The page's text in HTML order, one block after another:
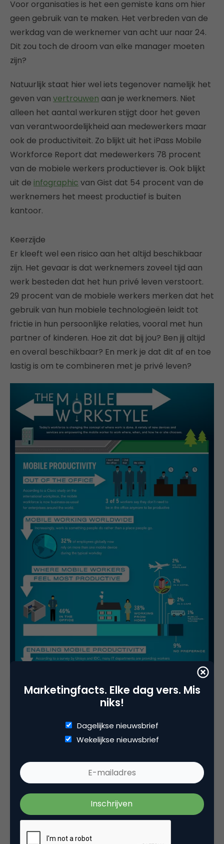
Voor organisaties is het een gemiste kans om hier
geen gebruik van te maken. Het verbreden van de
werkdag van de werknemer van acht uur naar 24.
Dit zou toch de droom van elke manager moeten
zijn?
Natuurlijk staat hier wel iets tegenover namelijk het
geven van vertrouwen aan je werknemers. Niet
alleen het aantal werkuren stijgt door het geven
van verantwoordelijkheid aan medewerkers maar
ook de productiviteit. Zo blijkt uit het iPass Mobile
Workforce Report dat medewerkers 78 procent
van de mobiele werkers productiever is. Ook blijkt
uit de infographic van Gist dat 54 procent van de
werknemers het meest productief is buiten
kantoor.
Keerzijde
Er kleeft wel een risico aan het altijd beschikbaar
zijn. Het gevaar is dat werknemers zoveel tijd aan
werk besteden dat het hun privé leven verstoort.
29 procent van de mobiele werkers merken dat het
gebruik van hun mobiele technologieën leidt tot
frictie in hun persoonlijke relaties, vooral met hun
partner of kinderen. Hoe zit dat bij jou? Ben jij altijd
en overal beschikbaar? En merk je dat dit af en toe
lastig is om te combineren met je privé leven?
Marketingfacts. Elke dag vers. Mis
niks!
Dagelijkse nieuwsbrief
Wekelijkse nieuwsbrief